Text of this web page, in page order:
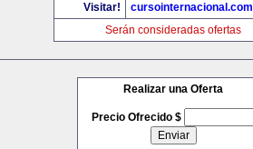
Visitar!
cursointernacional.com
Serán consideradas ofertas
Realizar una Oferta
Precio Ofrecido $